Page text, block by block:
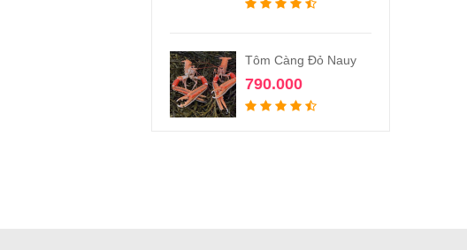
Tôm Càng Đỏ Nauy
790.000